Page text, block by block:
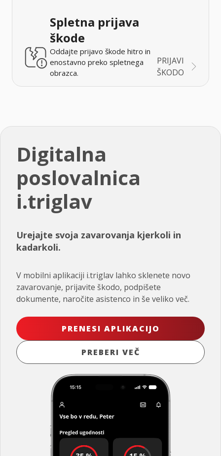
Spletna prijava
škode
Oddajte prijavo škode hitro in
enostavno preko spletnega
obrazca.
PRIJAVI
ŠKODO
Digitalna
poslovalnica
i.triglav
Urejajte svoja zavarovanja kjerkoli in
kadarkoli.
V mobilni aplikaciji i.triglav lahko sklenete novo
zavarovanje, prijavite škodo, podpišete
dokumente, naročite asistenco in še veliko več.
PRENESI APLIKACIJO
PREBERI VEČ